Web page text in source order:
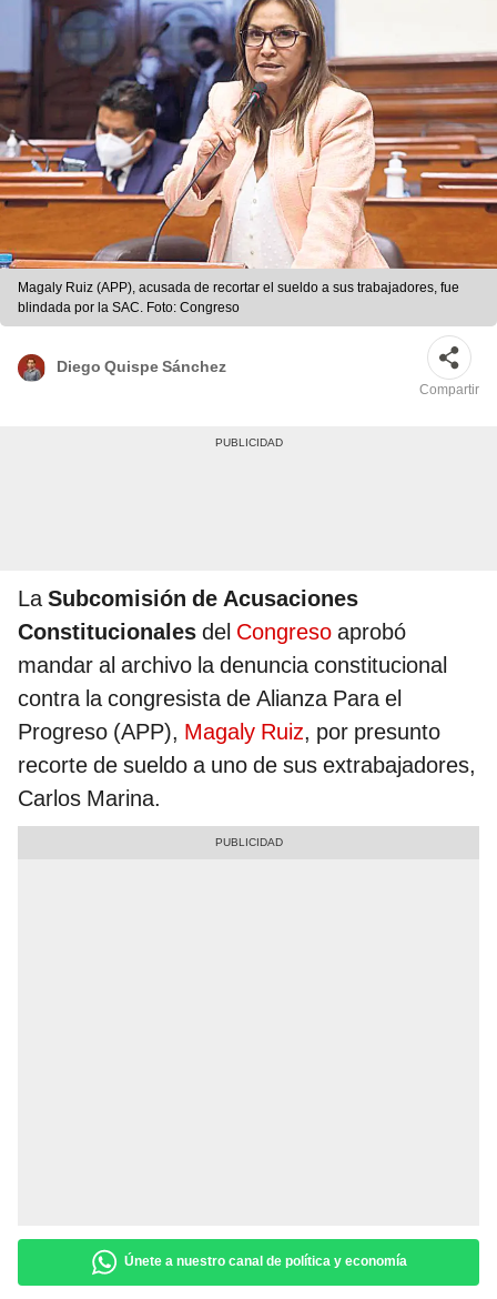
Magaly Ruiz (APP), acusada de recortar el sueldo a sus trabajadores, fue
blindada por la SAC. Foto: Congreso
Diego Quispe Sánchez
Compartir
LaSubcomisión de Acusaciones
Constitucionales del Congreso aprobó
mandar al archivo la denuncia constitucional
contra la congresista de Alianza Para el
Progreso (APP), Magaly Ruiz, por presunto
recorte de sueldo a uno de sus extrabajadores,
Carlos Marina.
Únete a nuestro canal de política y economía